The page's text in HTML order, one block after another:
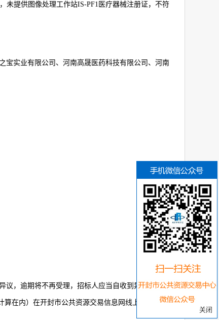
关闭
，未提供图像处理工作站IS-PF1 医疗器械注册证，不符
宝实业有限公司、河南高晟医药科技有限公司、河南
议，逾期将不再受理，招标人应当自收到异议之日起
算在内）在开封市公共资源交易信息网线上提出投